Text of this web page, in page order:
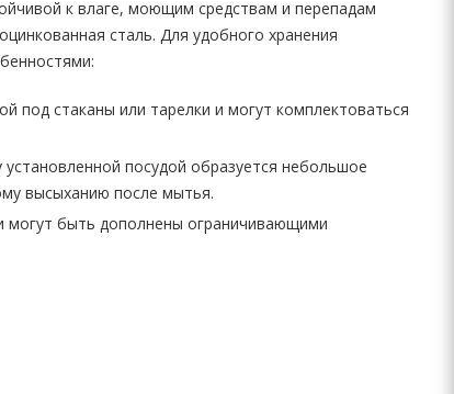
к влаге, моющим средствам и перепадам
сталь. Для удобного хранения
под стаканы или тарелки и могут комплектоваться
посудой образуется небольшое
высыханию после мытья.
могут быть дополнены ограничивающими